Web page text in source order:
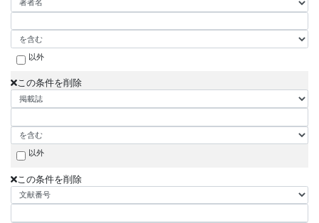
以外
この条件を削除
以外
この条件を削除